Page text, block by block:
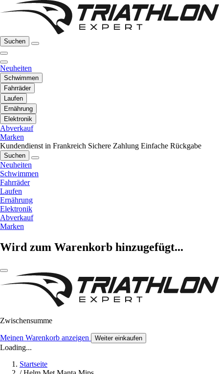
Suchen
Neuheiten
Schwimmen
Fahrräder
Laufen
Ernährung
Elektronik
Abverkauf
Marken
Kundendienst in Frankreich Sichere Zahlung Einfache Rückgabe
Suchen
Neuheiten
Schwimmen
Fahrräder
Laufen
Ernährung
Elektronik
Abverkauf
Marken
Wird zum Warenkorb hinzugefügt...
Zwischensumme
Meinen Warenkorb anzeigen Weiter einkaufen
Loading...
Startseite